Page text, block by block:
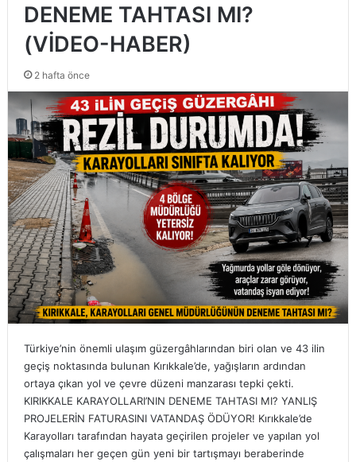
DENEME TAHTASI MI?
(VİDEO-HABER)
2 hafta önce
Türkiye’nin önemli ulaşım güzergâhlarından biri olan ve 43 ilin
geçiş noktasında bulunan Kırıkkale’de, yağışların ardından
ortaya çıkan yol ve çevre düzeni manzarası tepki çekti.
KIRIKKALE KARAYOLLARI’NIN DENEME TAHTASI MI? YANLIŞ
PROJELERİN FATURASINI VATANDAŞ ÖDÜYOR! Kırıkkale’de
Karayolları tarafından hayata geçirilen projeler ve yapılan yol
çalışmaları her geçen gün yeni bir tartışmayı beraberinde